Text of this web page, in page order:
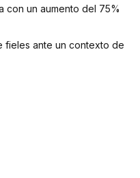
con un aumento del 75%
fieles ante un contexto de